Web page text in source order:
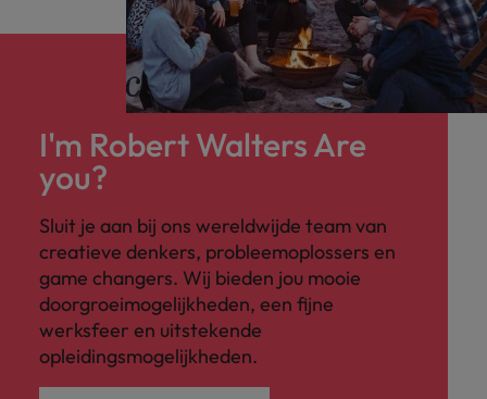
I'm Robert Walters Are
you?
Sluit je aan bij ons wereldwijde team van
creatieve denkers, probleemoplossers en
game changers. Wij bieden jou mooie
doorgroeimogelijkheden, een fijne
werksfeer en uitstekende
opleidingsmogelijkheden.